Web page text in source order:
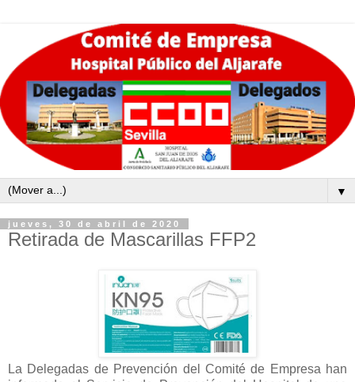
▼
jueves, 30 de abril de 2020
Retirada de Mascarillas FFP2
La Delegadas de Prevención del Comité de Empresa han